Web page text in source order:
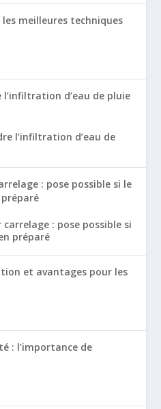
meilleures techniques
d’eau de pluie
: pose possible si le
et avantages pour les
: l’importance de